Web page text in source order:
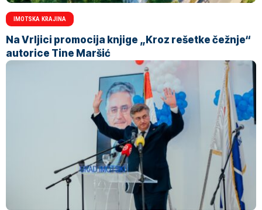
IMOTSKA KRAJINA
Na Vrljici promocija knjige „Kroz rešetke čežnje“
autorice Tine Maršić